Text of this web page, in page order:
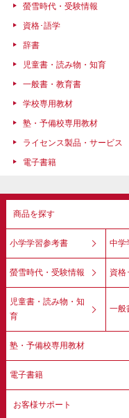
螢雪時代・受験情報
資格･語学
辞書
児童書・読み物・知育
一般書・教育書
学校専用教材
塾・予備校専用教材
ライセンス製品・サービス
電子書籍
商品を探す
小学学習参考書 中学
螢雪時代・受験情報 資格
児童書・読み物・知
育
一般
塾・予備校専用教材
電子書籍
お客様サポート